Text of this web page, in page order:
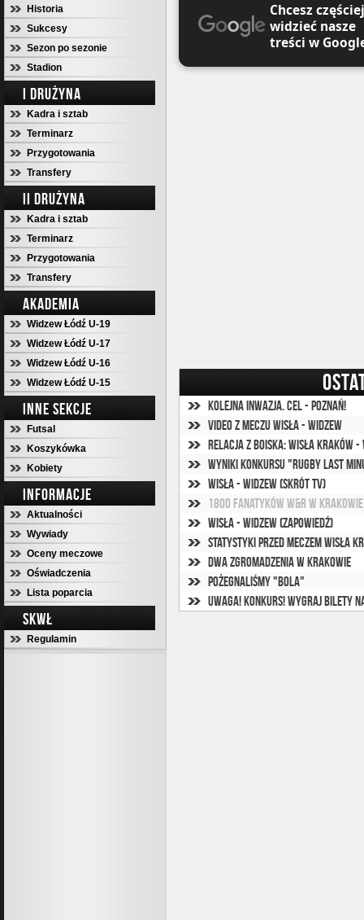
Historia
Sukcesy
Sezon po sezonie
Stadion
I DRUŻYNA
Kadra i sztab
Terminarz
Przygotowania
Transfery
II DRUŻYNA
Kadra i sztab
Terminarz
Przygotowania
Transfery
AKADEMIA
Widzew Łódź U-19
Widzew Łódź U-17
Widzew Łódź U-16
Widzew Łódź U-15
INNE SEKCJE
Futsal
Koszykówka
Kobiety
INFORMACJE
Aktualności
Wywiady
Oceny meczowe
Oświadczenia
Lista poparcia
SKWŁ
Regulamin
Chcesz częściej
widzieć nasze
treści w
Kolejna inwazja. Cel - Poznań!
Video z meczu Wisła - Widzew
Relacja z boiska: Wisła Kraków -
Wyniki konkursu "Rugby last
Wisła - Widzew (skrót TV)
1800 fanatyków W&R w Krakowie
Wisła - Widzew (zapowiedź)
Statystyki przed meczem Wisła
Dwa zgromadzenia w Krakowie
Pożegnaliśmy "Bola"
UWAGA! KONKURS! Wygraj bilety